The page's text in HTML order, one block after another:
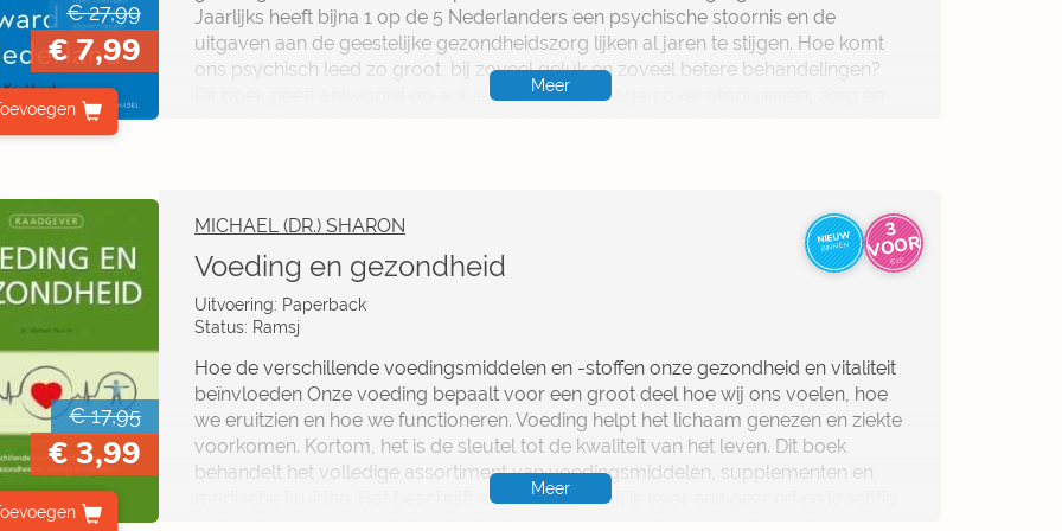
€ 27,99
€ 7,99
Toevoegen
Jaarlijks heeft bijna 1 op de 5 Nederlanders een psychische stoornis en de
uitgaven aan de geestelijke gezondheidszorg lijken al jaren te stijgen. Hoe komt
ons psychisch leed zo groot, bij zoveel geluk en zoveel betere behandelingen?
Dit boek geeft antwoord op actuele en lastige vragen over stoornissen, zorg en
Meer
€ 17,95
€ 3,99
Toevoegen
NIEUW
BINNEN
3
V
O
OR
€10
MICHAEL (DR.) SHARON
Voeding en gezondheid
Uitvoering: Paperback
Status: Ramsj
Hoe de verschillende voedingsmiddelen en -stoffen onze gezondheid en vitaliteit
beïnvloeden Onze voeding bepaalt voor een groot deel hoe wij ons voelen, hoe
we eruitzien en hoe we functioneren. Voeding helpt het lichaam genezen en ziekte
voorkomen. Kortom, het is de sleutel tot de kwaliteit van het leven. Dit boek
behandelt het volledige assortiment van voedingsmiddelen, supplementen en
medische kruiden. Het beschrijft wat noodzakelijk is voor een gezond en krachtig
Meer